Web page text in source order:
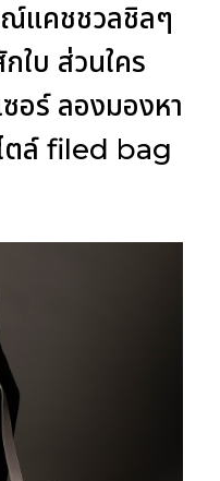
ณ์แคชชวลชิลๆ
ใบ ส่วนใคร
อร์ ลองมองหา
ตล์ filed bag